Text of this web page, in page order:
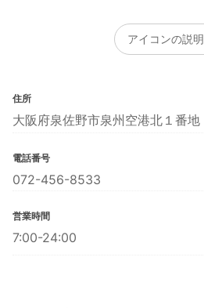
アイコンの説明
住所
大阪府泉佐野市泉州空港北１番地
電話番号
072-456-8533
営業時間
7:00-24:00